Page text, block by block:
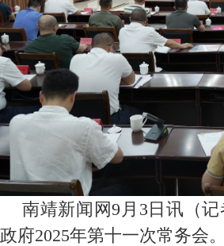
南靖新闻网9月3日讯（
政府2025年第十一次常务会。